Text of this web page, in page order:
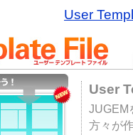
User
User
JUGEM
方々が